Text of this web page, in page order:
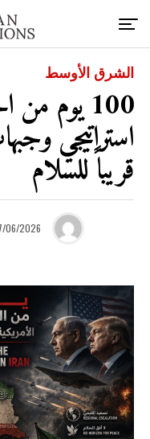
الشرق الأوسط
100 يوم
استراتيجي
قريباً للسلام
06/2026